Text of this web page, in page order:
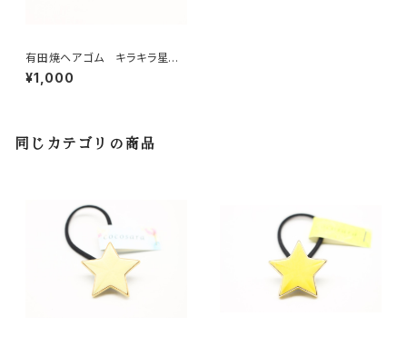
有田焼ヘアゴム キラキラ星
赤 Mサイズ
¥1,000
同じカテゴリの商品